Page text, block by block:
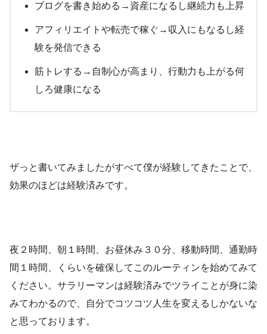
ブログを書き始める→資産になるし継続力も上昇
アフィリエイトや転売で稼ぐ→収入にもなるし経
験を発信できる
筋トレする→自制心が高まり、行動力も上がる何
しろ健康になる
ザっと書いてみましたがすべて僕が経験してきたことで、
効果のほどは経験済みです。
夜２時間、朝１時間、お昼休み３０分、移動時間、通勤時
間１時間、くらいを確保してこのルーティンを始めてみて
ください。サラリーマンは経験済みでツライことが身に染
みてわかるので、自分でコツコツ人生を変えるしかないな
と思っております。